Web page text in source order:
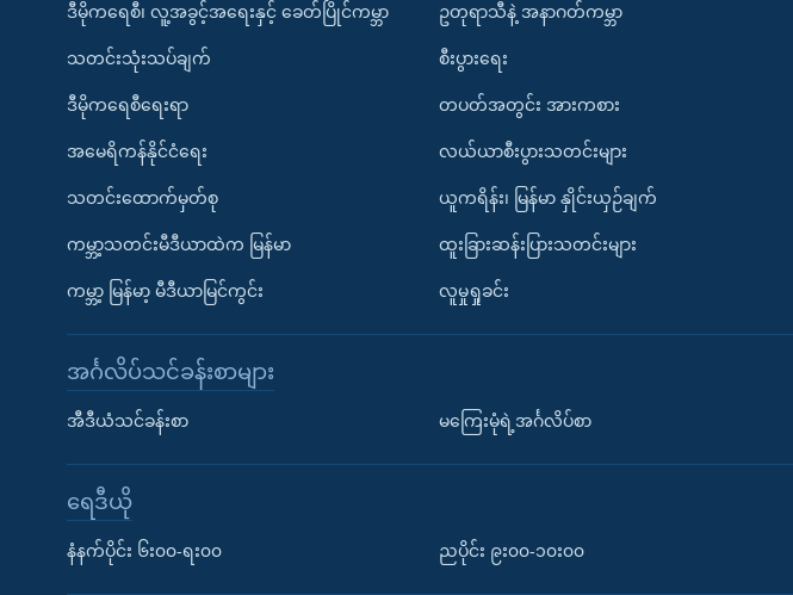
ဒီမိုကရေစီ၊ လူ့အခွင့်အရေးနှင့် ခေတ်ပြိုင်ကမ္ဘာ
သတင်းသုံးသပ်ချက်
ဒီမိုကရေစီရေးရာ
အမေရိကန်နိုင်ငံရေး
သတင်းထောက်မှတ်စု
ကမ္ဘာ့သတင်းမီဒီယာထဲက မြန်မာ
ကမ္ဘာ့ မြန်မာ့ မီဒီယာမြင်ကွင်း
ဥတုရာသီနဲ့ အနာဂတ်ကမ္ဘာ
စီးပွားရေး
တပတ်အတွင်း အားကစား
လယ်ယာစီးပွားသတင်းများ
ယူကရိန်း၊ မြန်မာ နှိုင်းယှဉ်ချက်
ထူးခြားဆန်းပြားသတင်းများ
လူမှုရှုခင်း
အင်္ဂလိပ်သင်ခန်းစာများ
အီဒီယံသင်ခန်းစာ မကြေးမုံရဲ့အင်္ဂလိပ်စာ
ရေဒီယို
နံနက်ပိုင်း ၆း၀၀-ရး၀၀ ညပိုင်း ၉း၀၀-၁၀း၀၀